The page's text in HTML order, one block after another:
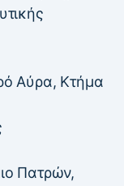
Αύρα, Κτήμα
Πατρών,